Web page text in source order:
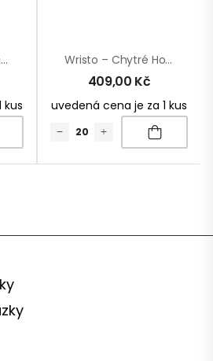
Dirham – RPET Peněženka
kus
Wristo – Chytré Hodinky
409,00 Kč
uvedená cena je za 1 kus